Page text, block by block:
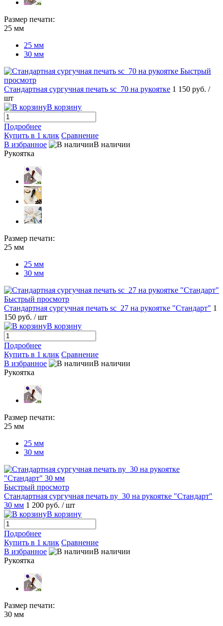
Размер печати:
25 мм
25 мм
30 мм
Быстрый
просмотр
Стандартная сургучная печать sc_70 на рукоятке 1 150 руб. /
шт
В корзину
Подробнее
Купить в 1 клик Сравнение
В избранное
В наличии
Рукоятка
Размер печати:
25 мм
25 мм
30 мм
Быстрый просмотр
Стандартная сургучная печать sc_27 на рукоятке "Стандарт" 1
150 руб. / шт
В корзину
Подробнее
Купить в 1 клик Сравнение
В избранное
В наличии
Рукоятка
Размер печати:
25 мм
25 мм
30 мм
Быстрый просмотр
Стандартная сургучная печать ny_30 на рукоятке "Стандарт"
30 мм 1 200 руб. / шт
В корзину
Подробнее
Купить в 1 клик Сравнение
В избранное
В наличии
Рукоятка
Размер печати:
30 мм